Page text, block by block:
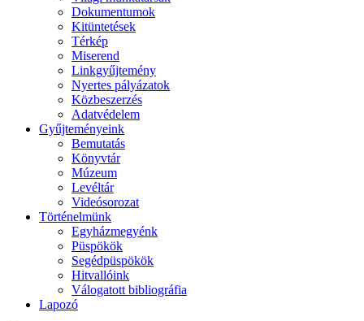
Dokumentumok
Kitüntetések
Térkép
Miserend
Linkgyűjtemény
Nyertes pályázatok
Közbeszerzés
Adatvédelem
Gyűjteményeink
Bemutatás
Könyvtár
Múzeum
Levéltár
Videósorozat
Történelmünk
Egyházmegyénk
Püspökök
Segédpüspökök
Hitvallóink
Válogatott bibliográfia
Lapozó